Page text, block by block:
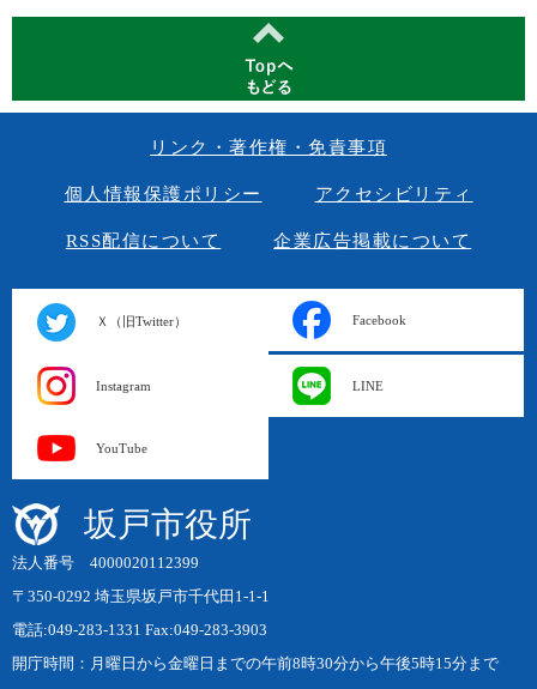
リンク・著作権・免責事項
個人情報保護ポリシー アクセシビリティ
RSS配信について 企業広告掲載について
Ｘ（旧Twitter） Facebook
Instagram LINE
YouTube
坂戸市役所
法人番号 4000020112399
〒350-0292 埼玉県坂戸市千代田1-1-1
電話:049-283-1331 Fax:049-283-3903
開庁時間：月曜日から金曜日までの午前8時30分から午後5時15分まで